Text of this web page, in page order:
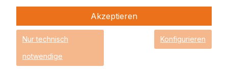
genaue Lieferdatum erhalten Sie mit Ihrer
EnBITCon, sowie das EnBITCon Logo sind eingetragene
Marken der EnBITCon GmbH - Alle Rechte vorbehalten - ©
Akzeptieren
Nur technisch
notwendige
Konfigurieren